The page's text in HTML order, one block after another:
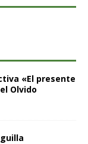
«El presente
Olvido